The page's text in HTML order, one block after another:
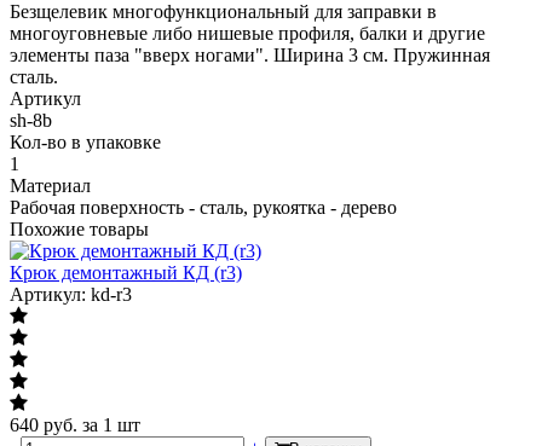
Безщелевик многофункциональный для заправки в
многоуговневые либо нишевые профиля, балки и другие
элементы паза "вверх ногами". Ширина 3 см. Пружинная
сталь.
Артикул
sh-8b
Кол-во в упаковке
1
Материал
Рабочая поверхность - сталь, рукоятка - дерево
Похожие товары
Крюк демонтажный КД (r3)
Артикул: kd-r3
640 руб. за 1 шт